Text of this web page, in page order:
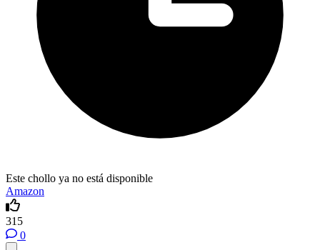
Este chollo ya no está disponible
Amazon
315
0